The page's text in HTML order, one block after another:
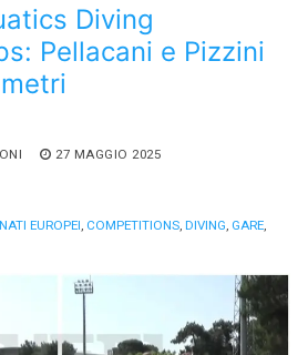
Diving
Pellacani e Pizzini
27 MAGGIO 2025
EUROPEI, COMPETITIONS, DIVING, GARE,